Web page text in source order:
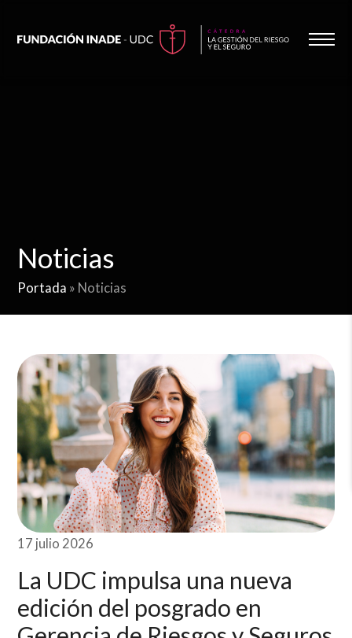
Noticias
Portada » Noticias
17 julio 2026
La UDC impulsa una nueva
edición del posgrado en